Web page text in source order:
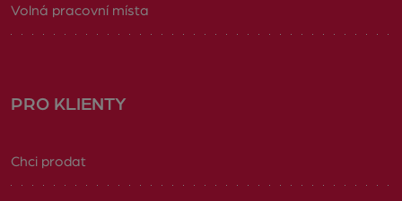
Volná pracovní místa
PRO KLIENTY
Chci prodat